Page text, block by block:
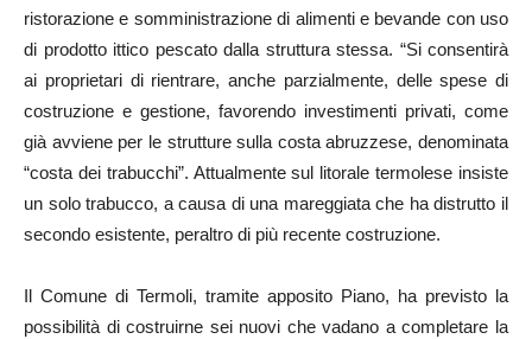
ristorazione e somministrazione di alimenti e bevande con uso
di prodotto ittico pescato dalla struttura stessa. “Si consentirà
ai proprietari di rientrare, anche parzialmente, delle spese di
costruzione e gestione, favorendo investimenti privati, come
già avviene per le strutture sulla costa abruzzese, denominata
“costa dei trabucchi”. Attualmente sul litorale termolese insiste
un solo trabucco, a causa di una mareggiata che ha distrutto il
secondo esistente, peraltro di più recente costruzione.
Il Comune di Termoli, tramite apposito Piano, ha previsto la
possibilità di costruirne sei nuovi che vadano a completare la